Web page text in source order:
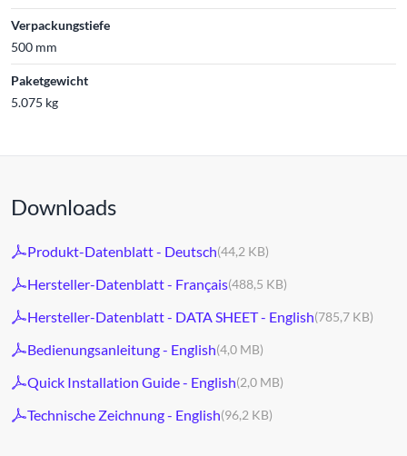
Verpackungstiefe
500 mm
Paketgewicht
5.075 kg
Downloads
Produkt-Datenblatt - Deutsch(44,2 KB)
Hersteller-Datenblatt - Français(488,5 KB)
Hersteller-Datenblatt - DATA SHEET - English(785,7 KB)
Bedienungsanleitung - English(4,0 MB)
Quick Installation Guide - English(2,0 MB)
Technische Zeichnung - English(96,2 KB)